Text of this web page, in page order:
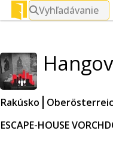
Vyhľadávanie
Rakúsko
ESCAPE-HOUSE